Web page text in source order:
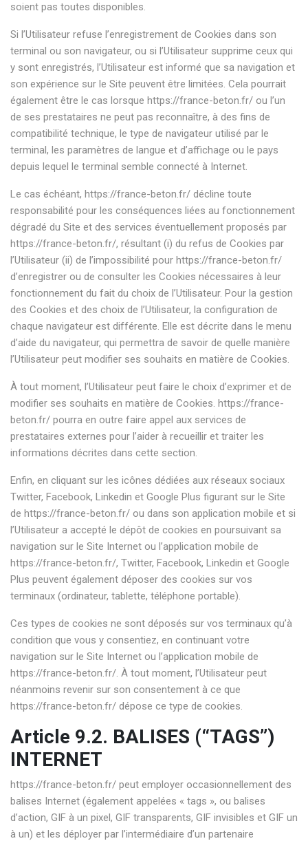
soient pas toutes disponibles.
Si l’Utilisateur refuse l’enregistrement de Cookies dans son
terminal ou son navigateur, ou si l’Utilisateur supprime ceux qui
y sont enregistrés, l’Utilisateur est informé que sa navigation et
son expérience sur le Site peuvent être limitées. Cela pourrait
également être le cas lorsque https://france-beton.fr/ ou l’un
de ses prestataires ne peut pas reconnaître, à des fins de
compatibilité technique, le type de navigateur utilisé par le
terminal, les paramètres de langue et d’affichage ou le pays
depuis lequel le terminal semble connecté à Internet.
Le cas échéant, https://france-beton.fr/ décline toute
responsabilité pour les conséquences liées au fonctionnement
dégradé du Site et des services éventuellement proposés par
https://france-beton.fr/, résultant (i) du refus de Cookies par
l’Utilisateur (ii) de l’impossibilité pour https://france-beton.fr/
d’enregistrer ou de consulter les Cookies nécessaires à leur
fonctionnement du fait du choix de l’Utilisateur. Pour la gestion
des Cookies et des choix de l’Utilisateur, la configuration de
chaque navigateur est différente. Elle est décrite dans le menu
d’aide du navigateur, qui permettra de savoir de quelle manière
l’Utilisateur peut modifier ses souhaits en matière de Cookies.
À tout moment, l’Utilisateur peut faire le choix d’exprimer et de
modifier ses souhaits en matière de Cookies. https://france-
beton.fr/ pourra en outre faire appel aux services de
prestataires externes pour l’aider à recueillir et traiter les
informations décrites dans cette section.
Enfin, en cliquant sur les icônes dédiées aux réseaux sociaux
Twitter, Facebook, Linkedin et Google Plus figurant sur le Site
de https://france-beton.fr/ ou dans son application mobile et si
l’Utilisateur a accepté le dépôt de cookies en poursuivant sa
navigation sur le Site Internet ou l’application mobile de
https://france-beton.fr/, Twitter, Facebook, Linkedin et Google
Plus peuvent également déposer des cookies sur vos
terminaux (ordinateur, tablette, téléphone portable).
Ces types de cookies ne sont déposés sur vos terminaux qu’à
condition que vous y consentiez, en continuant votre
navigation sur le Site Internet ou l’application mobile de
https://france-beton.fr/. À tout moment, l’Utilisateur peut
néanmoins revenir sur son consentement à ce que
https://france-beton.fr/ dépose ce type de cookies.
Article 9.2. BALISES (“TAGS”)
INTERNET
https://france-beton.fr/ peut employer occasionnellement des
balises Internet (également appelées « tags », ou balises
d’action, GIF à un pixel, GIF transparents, GIF invisibles et GIF un
à un) et les déployer par l’intermédiaire d’un partenaire